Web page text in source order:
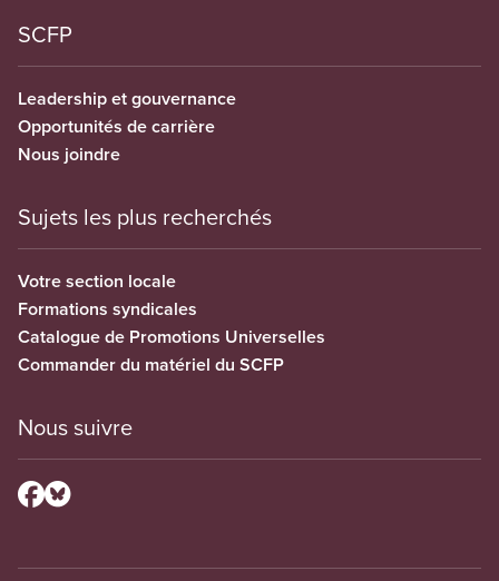
SCFP
Leadership et gouvernance
Opportunités de carrière
Nous joindre
Sujets les plus recherchés
Votre section locale
Formations syndicales
Catalogue de Promotions Universelles
Commander du matériel du SCFP
Nous suivre